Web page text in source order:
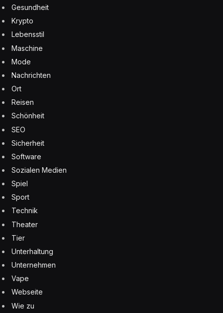
Gesundheit
Krypto
Lebensstil
Maschine
Mode
Nachrichten
Ort
Reisen
Schönheit
SEO
Sicherheit
Software
Sozialen Medien
Spiel
Sport
Technik
Theater
Tier
Unterhaltung
Unternehmen
Vape
Webseite
Wie zu